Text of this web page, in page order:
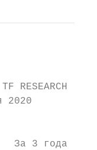
RESEARCH
2020
За 3 года